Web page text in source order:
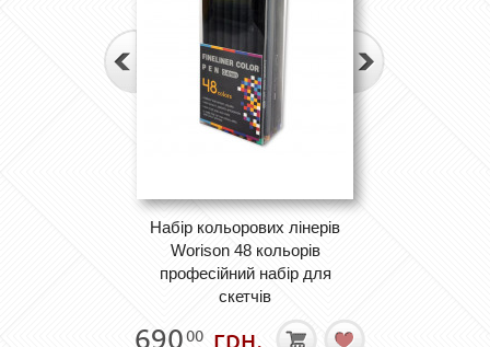
Набір кольорових лінерів
Worison 48 кольорів
професійний набір для
скетчів
69000 грн.